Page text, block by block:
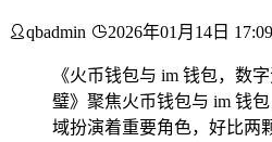
qbadmin 2026年01月14日 17:09
《火币钱包与 im 钱包，数
璧》聚焦火币钱包与 im 钱
域扮演着重要角色，好比两